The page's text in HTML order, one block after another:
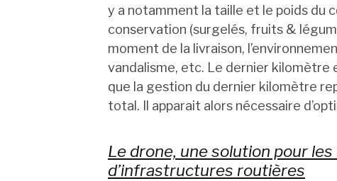
y a notamment la taille et le poids du
conservation (surgelés, fruits &
moment de la livraison,
vandalisme, etc. Le dernier kilomètre
que la gestion du dernier kilomètre
total. Il apparait alors nécessaire
Le drone, une solution pour
d’infrastructures routières